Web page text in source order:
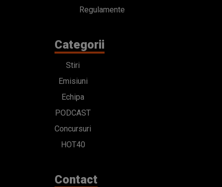
Regulamente
Categorii
Stiri
Emisiuni
Echipa
PODCAST
Concursuri
HOT40
Contact